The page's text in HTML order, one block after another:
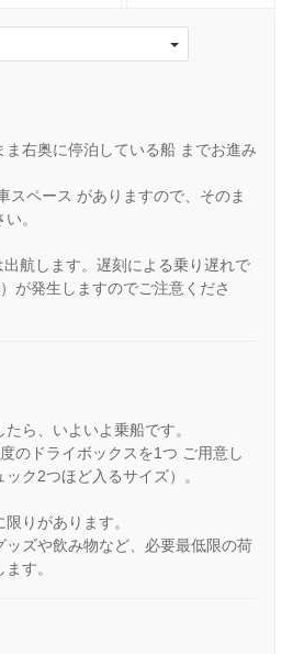
右奥に停泊している船 までお進み
スペース がありますので、そのま
。
航します。遅刻による乗り遅れで
が発生しますのでご注意くださ
ら、いよいよ乗船です。
のドライボックスを1つ ご用意し
ク2つほど入るサイズ）。
りがあります。
ッズや飲み物など、必要最低限の荷
す。